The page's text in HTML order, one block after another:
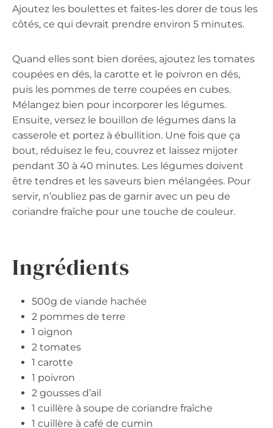
Ajoutez les boulettes et faites-les dorer de tous les
côtés, ce qui devrait prendre environ 5 minutes.
Quand elles sont bien dorées, ajoutez les tomates
coupées en dés, la carotte et le poivron en dés,
puis les pommes de terre coupées en cubes.
Mélangez bien pour incorporer les légumes.
Ensuite, versez le bouillon de légumes dans la
casserole et portez à ébullition. Une fois que ça
bout, réduisez le feu, couvrez et laissez mijoter
pendant 30 à 40 minutes. Les légumes doivent
être tendres et les saveurs bien mélangées. Pour
servir, n’oubliez pas de garnir avec un peu de
coriandre fraîche pour une touche de couleur.
Ingrédients
500g de viande hachée
2 pommes de terre
1 oignon
2 tomates
1 carotte
1 poivron
2 gousses d’ail
1 cuillère à soupe de coriandre fraîche
1 cuillère à café de cumin